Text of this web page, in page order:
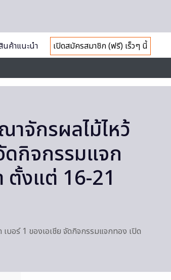
นค้าแนะนำ
เปิดสมัครสมาชิก (ฟรี) เร็วๆ นี้
าจักรผลไม้ไหว้
ดกิจกรรมแจก
ตั้งแต่ 16-21
อร์ 1 ของเอเชีย จัดกิจกรรมแจกทอง เปิด